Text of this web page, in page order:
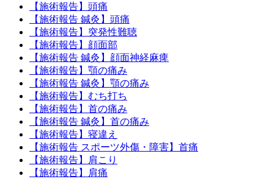
【施術報告】頭痛
【施術報告 鍼灸】頭痛
【施術報告】突発性難聴
【施術報告】顔面部
【施術報告 鍼灸】顔面神経麻痺
【施術報告】顎の痛み
【施術報告 鍼灸】顎の痛み
【施術報告】むち打ち
【施術報告】首の痛み
【施術報告 鍼灸】首の痛み
【施術報告】寝違え
【施術報告 スポーツ外傷・障害】首痛
【施術報告】肩こり
【施術報告】肩痛